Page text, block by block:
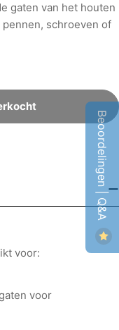
gaten van het houten
schroeven of
Dubbele
Dubbele
voor:
voor
Beoordelingen | Q&A